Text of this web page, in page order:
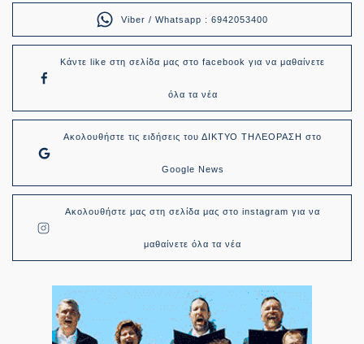
Viber / Whatsapp : 6942053400
Κάντε like στη σελίδα μας στο facebook για να μαθαίνετε
όλα τα νέα
Ακολουθήστε τις ειδήσεις του ΔΙΚΤΥΟ ΤΗΛΕΟΡΑΣΗ στο
Google News
Ακολουθήστε μας στη σελίδα μας στο instagram για να
μαθαίνετε όλα τα νέα